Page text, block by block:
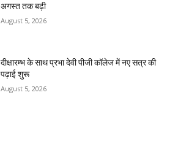
अगस्त तक बढ़ी
August 5, 2026
दीक्षारम्भ के साथ प्रभा देवी पीजी कॉलेज में नए सत्र की
पढ़ाई शुरू
August 5, 2026